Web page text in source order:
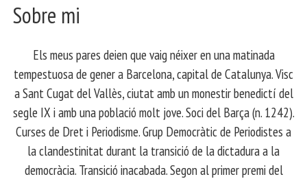
Sobre mi
Els meus pares deien que vaig néixer en una matinada
tempestuosa de gener a Barcelona, capital de Catalunya. Visc
a Sant Cugat del Vallès, ciutat amb un monestir benedictí del
segle IX i amb una població molt jove. Soci del Barça (n. 1242).
Curses de Dret i Periodisme. Grup Democràtic de Periodistes a
la clandestinitat durant la transició de la dictadura a la
democràcia. Transició inacabada. Segon al primer premi del